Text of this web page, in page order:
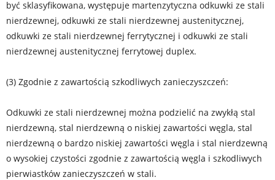
być sklasyfikowana, występuje martenzytyczna odkuwki ze stali
nierdzewnej, odkuwki ze stali nierdzewnej austenitycznej,
odkuwki ze stali nierdzewnej ferrytycznej i odkuwki ze stali
nierdzewnej austenitycznej ferrytowej duplex.
(3) Zgodnie z zawartością szkodliwych zanieczyszczeń:
Odkuwki ze stali nierdzewnej można podzielić na zwykłą stal
nierdzewną, stal nierdzewną o niskiej zawartości węgla, stal
nierdzewną o bardzo niskiej zawartości węgla i stal nierdzewną
o wysokiej czystości zgodnie z zawartością węgla i szkodliwych
pierwiastków zanieczyszczeń w stali.